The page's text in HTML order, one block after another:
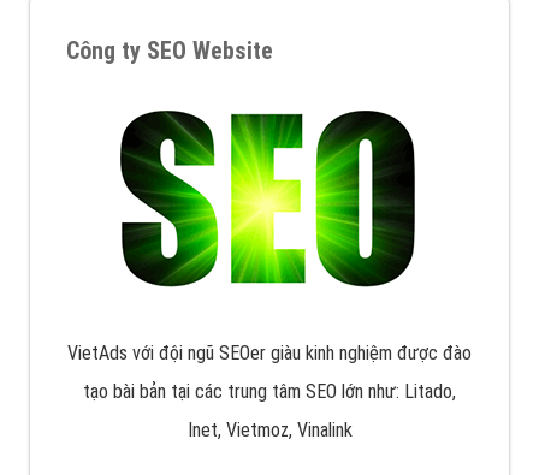
Công ty SEO Website
VietAds với đội ngũ SEOer giàu kinh nghiệm được đào
tạo bài bản tại các trung tâm SEO lớn như: Litado,
Inet, Vietmoz, Vinalink